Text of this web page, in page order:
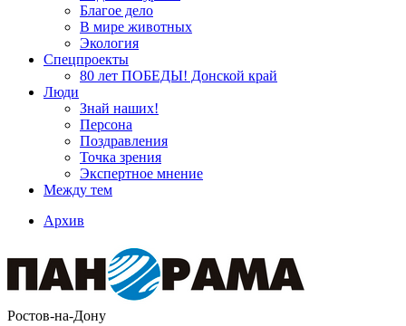
Благое дело
В мире животных
Экология
Спецпроекты
80 лет ПОБЕДЫ! Донской край
Люди
Знай наших!
Персона
Поздравления
Точка зрения
Экспертное мнение
Между тем
Архив
Ростов-на-Дону